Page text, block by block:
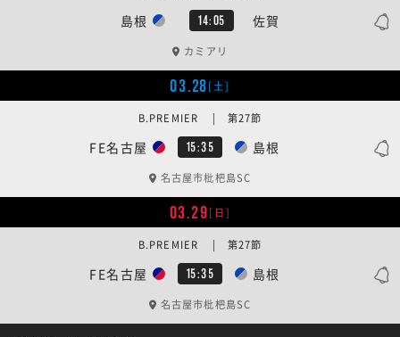
島根 14:05 佐賀
カミアリ
03.28[土]
FE名古屋 15:35 島根
B.PREMIER | 第27節
名古屋市枇杷島SC
03.29[日]
FE名古屋 15:35 島根
B.PREMIER | 第27節
名古屋市枇杷島SC